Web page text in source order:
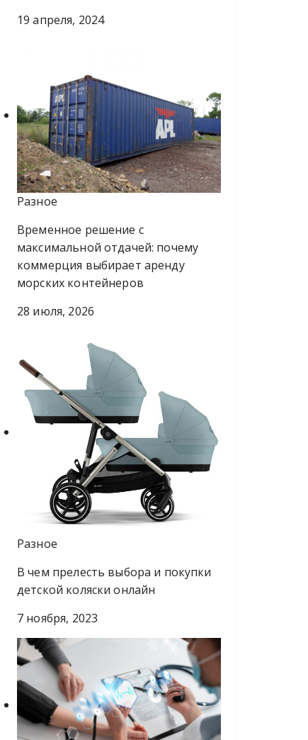
19 апреля, 2024
Разное
Временное решение с
максимальной отдачей: почему
коммерция выбирает аренду
морских контейнеров
28 июля, 2026
Разное
В чем прелесть выбора и покупки
детской коляски онлайн
7 ноября, 2023